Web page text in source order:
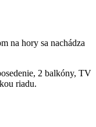
na hory sa nachádza
2 balkóny, TV
riadu.